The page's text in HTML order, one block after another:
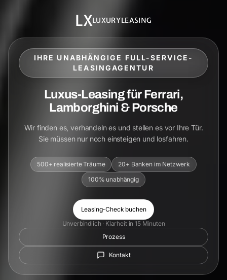
LXLUXURYLEASING
IHRE UNABHÄNGIGE FULL-SERVICE-
LEASINGAGENTUR
Luxus-Leasing für Ferrari,
Lamborghini & Porsche
Wir finden es, verhandeln es und stellen es vor Ihre Tür.
Sie müssen nur noch einsteigen und losfahren.
500+ realisierte Träume
20+ Banken im Netzwerk
100% unabhängig
Leasing-Check buchen
Unverbindlich · Klarheit in 15 Minuten
Prozess
Kontakt